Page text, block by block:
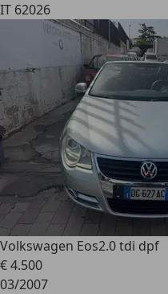
IT 62026
Volkswagen Eos2.0 tdi dpf
€ 4.500
03/2007